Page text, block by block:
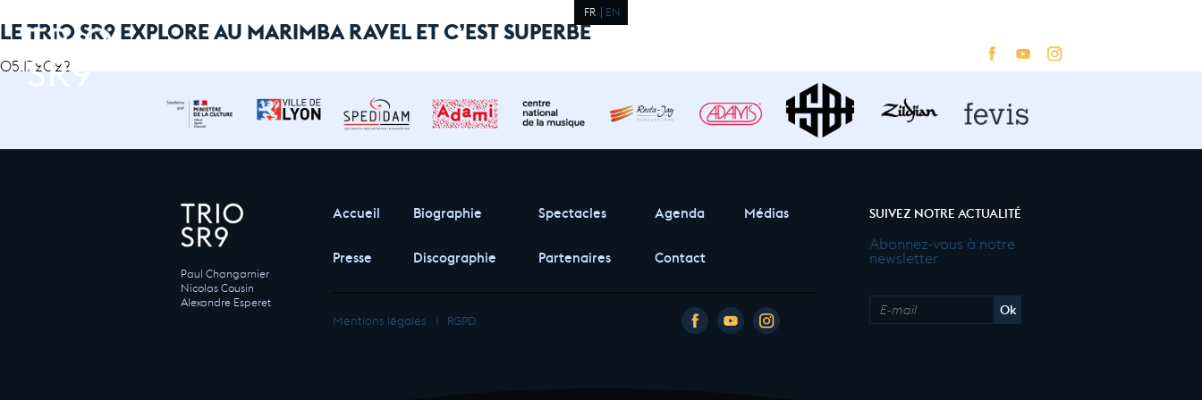
FR EN
LE TRIO SR9 EXPLORE AU MARIMBA RAVEL ET C’EST SUPERBE
05.17.2022
Paul Changarnier
Nicolas Cousin
Alexandre Esperet
Accueil Biographie Spectacles Agenda Médias
Presse Discographie Partenaires Contact
Mentions légales I RGPD
SUIVEZ NOTRE ACTUALITÉ
Abonnez-vous à notre
newsletter